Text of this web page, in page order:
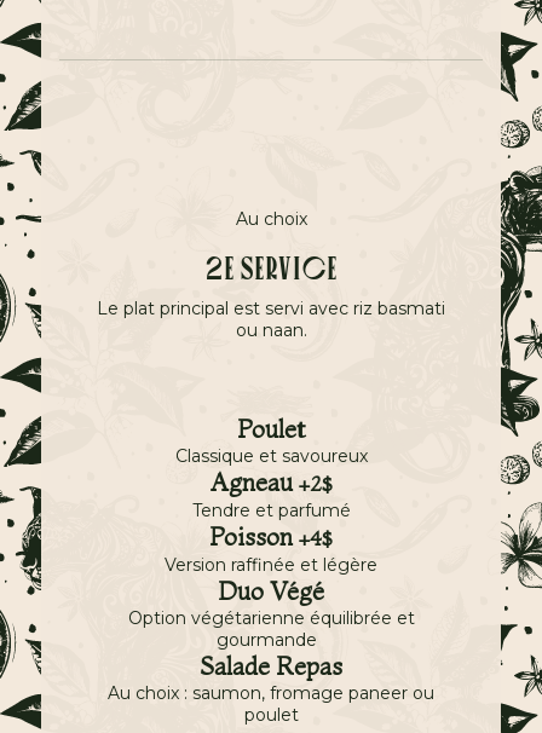
Au choix
2e service
Le plat principal est servi avec riz basmati
ou naan.
Poulet
Classique et savoureux
Agneau+2$
Tendre et parfumé
Poisson+4$
Version raffinée et légère
Duo Végé
Option végétarienne équilibrée et
gourmande
Salade Repas
Au choix : saumon, fromage paneer ou
poulet